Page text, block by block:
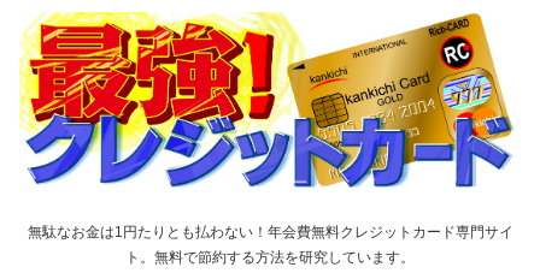
無駄なお金は1円たりとも払わない！年会費無料クレジットカード専門サイ
ト。無料で節約する方法を研究しています。